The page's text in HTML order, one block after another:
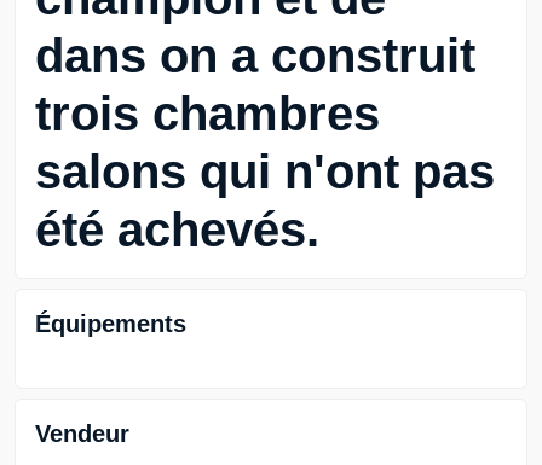
dans on a construit
trois chambres
salons qui n'ont pas
été achevés.
Équipements
Vendeur